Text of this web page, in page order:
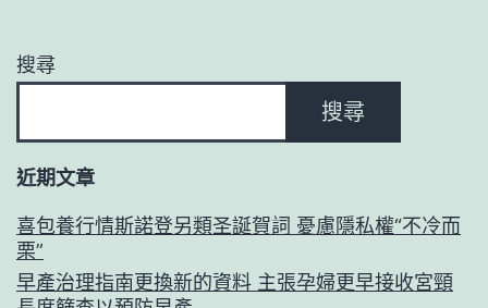
搜尋
搜尋
近期文章
喜包養行情斯諾登另類圣誕賀詞 憂慮隱私權“不冷而
栗”
早產治理指南更換新的資料 主張孕婦更早接收宮頸